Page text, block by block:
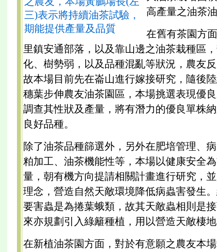
三)表示將持續油茶試驗，
期能提供產量及品質
高產量之油茶
在舊有茶園方
里鎮安通部落，以及靠山邊之油茶栽種區
化、樹勢弱，以及品種混亂等狀況，農友
故本場目前先在崙山進行嫁接研究，隨後
穗葉步伸農友油茶園區，本場挑選表現優
調查其性狀及產量，將有潛力的優良單株
良好品種。
除了油茶品種篩選外，另外在肥培管理、
粕加工、油茶機能性等，本場以健康安全
量，朝有機方向提請相關計畫進行研究，
理念，營造自然天敵環境降低病蟲害發生
要害蟲是為捲葉蛾類，故其天敵蟲相則是
來亦規劃引入綠籬種植，用以營造天敵棲
在新植油茶園方面，對於有意願之農友本